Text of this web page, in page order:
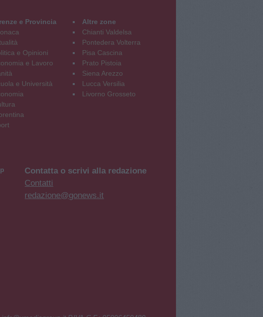
e Provincia
e Opinioni
e Lavoro
e Università
Altre zone
Chianti Valdelsa
Pontedera Volterra
Pisa Cascina
Prato Pistoia
Siena Arezzo
Lucca Versilia
Livorno Grosseto
Contatta o scrivi alla redazione
Contatti
redazione@gonews.it